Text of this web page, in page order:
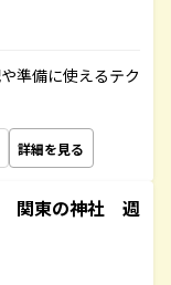
準備に使えるテク
詳細を見る
関東の神社 週